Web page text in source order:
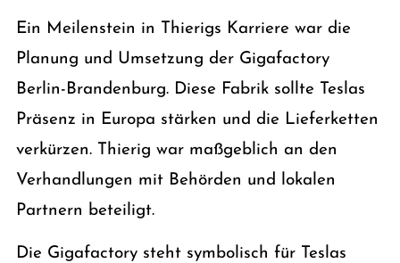
Ein Meilenstein in Thierigs Karriere war die
Planung und Umsetzung der Gigafactory
Berlin-Brandenburg. Diese Fabrik sollte Teslas
Präsenz in Europa stärken und die Lieferketten
verkürzen. Thierig war maßgeblich an den
Verhandlungen mit Behörden und lokalen
Partnern beteiligt.
Die Gigafactory steht symbolisch für Teslas